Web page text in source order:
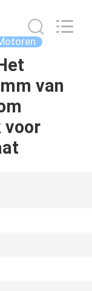
van
voor